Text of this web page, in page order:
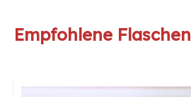
Empfohlene Flaschen